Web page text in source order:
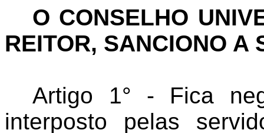
O CONSELHO
REITOR, SANCIONO A
Artigo 1° - Fica
interposto pelas